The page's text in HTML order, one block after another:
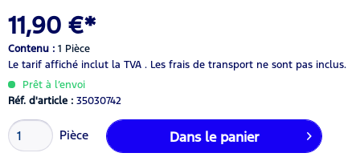
11,90 €*
Contenu : 1 Pièce
Le tarif affiché inclut la TVA . Les frais de transport ne sont pas inclus.
Prêt à l’envoi
Réf. d'article : 35030742
Pièce Dans le panier